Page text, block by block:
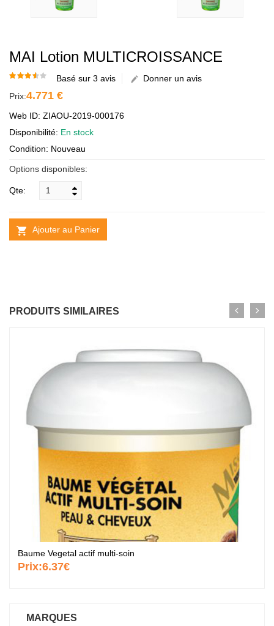
MAI Lotion MULTICROISSANCE
Basé sur 3 avis
Donner un avis
Prix:4.771 €
Web ID: ZIAOU-2019-000176
Disponibilité: En stock
Condition: Nouveau
Options disponibles:
Qte:
Ajouter au Panier
PRODUITS SIMILAIRES
Baume Vegetal actif multi-soin
Prix:6.37€
MARQUES